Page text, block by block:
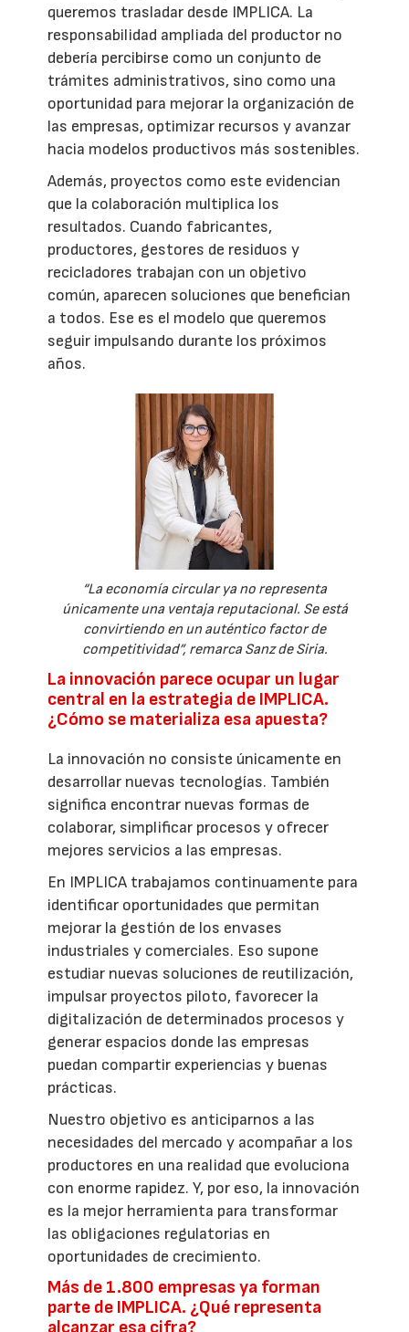
queremos trasladar desde IMPLICA. La
responsabilidad ampliada del productor no
debería percibirse como un conjunto de
trámites administrativos, sino como una
oportunidad para mejorar la organización de
las empresas, optimizar recursos y avanzar
hacia modelos productivos más sostenibles.
Además, proyectos como este evidencian
que la colaboración multiplica los
resultados. Cuando fabricantes,
productores, gestores de residuos y
recicladores trabajan con un objetivo
común, aparecen soluciones que benefician
a todos. Ese es el modelo que queremos
seguir impulsando durante los próximos
años.
“La economía circular ya no representa
únicamente una ventaja reputacional. Se está
convirtiendo en un auténtico factor de
competitividad”, remarca Sanz de Siria.
La innovación parece ocupar un lugar
central en la estrategia de IMPLICA.
¿Cómo se materializa esa apuesta?
La innovación no consiste únicamente en
desarrollar nuevas tecnologías. También
significa encontrar nuevas formas de
colaborar, simplificar procesos y ofrecer
mejores servicios a las empresas.
En IMPLICA trabajamos continuamente para
identificar oportunidades que permitan
mejorar la gestión de los envases
industriales y comerciales. Eso supone
estudiar nuevas soluciones de reutilización,
impulsar proyectos piloto, favorecer la
digitalización de determinados procesos y
generar espacios donde las empresas
puedan compartir experiencias y buenas
prácticas.
Nuestro objetivo es anticiparnos a las
necesidades del mercado y acompañar a los
productores en una realidad que evoluciona
con enorme rapidez. Y, por eso, la innovación
es la mejor herramienta para transformar
las obligaciones regulatorias en
oportunidades de crecimiento.
Más de 1.800 empresas ya forman
parte de IMPLICA. ¿Qué representa